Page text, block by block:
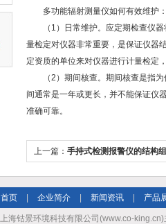
多功能辐射测量仪如何有效维护
（1）日常维护。应定期检查仪器
量检定对仪器非常重要，是保证仪器
定资质的单位来对仪器进行计量检定
（2）期间核查。期间核查是指为
间通常是一年或更长，并不能保证仪
准确可靠。
上一篇： 手持式检测报警仪的结构
首页 企业简介 新闻资讯 产品
上海钴景环境科技有限公司(www.co-king.cn)